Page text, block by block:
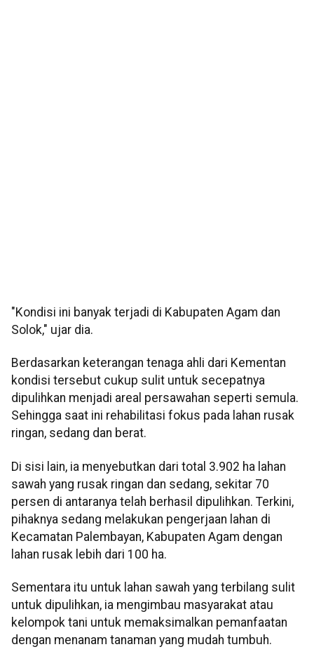
"Kondisi ini banyak terjadi di Kabupaten Agam dan
Solok," ujar dia.
Berdasarkan keterangan tenaga ahli dari Kementan
kondisi tersebut cukup sulit untuk secepatnya
dipulihkan menjadi areal persawahan seperti semula.
Sehingga saat ini rehabilitasi fokus pada lahan rusak
ringan, sedang dan berat.
Di sisi lain, ia menyebutkan dari total 3.902 ha lahan
sawah yang rusak ringan dan sedang, sekitar 70
persen di antaranya telah berhasil dipulihkan. Terkini,
pihaknya sedang melakukan pengerjaan lahan di
Kecamatan Palembayan, Kabupaten Agam dengan
lahan rusak lebih dari 100 ha.
Sementara itu untuk lahan sawah yang terbilang sulit
untuk dipulihkan, ia mengimbau masyarakat atau
kelompok tani untuk memaksimalkan pemanfaatan
dengan menanam tanaman yang mudah tumbuh.